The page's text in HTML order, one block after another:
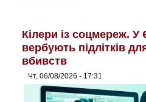
Кілери із соцмереж. У
вербують підлітків
вбивств
Чт, 06/08/2026 - 17:31